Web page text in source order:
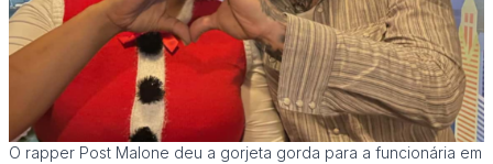
O rapper Post Malone deu a gorjeta gorda para a funcionária em